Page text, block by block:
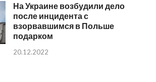
На Украине возбудили дело
после инцидента с
взорвавшимся в Польше
подарком
20.12.2022